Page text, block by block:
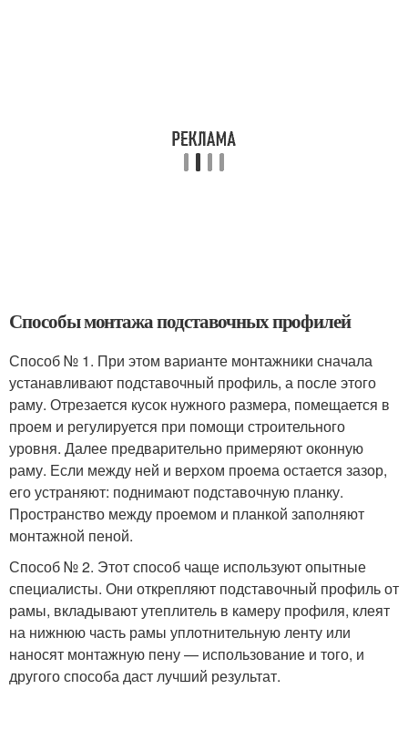
Способы монтажа подставочных профилей
Способ № 1. При этом варианте монтажники сначала
устанавливают подставочный профиль, а после этого
раму. Отрезается кусок нужного размера, помещается в
проем и регулируется при помощи строительного
уровня. Далее предварительно примеряют оконную
раму. Если между ней и верхом проема остается зазор,
его устраняют: поднимают подставочную планку.
Пространство между проемом и планкой заполняют
монтажной пеной.
Способ № 2. Этот способ чаще используют опытные
специалисты. Они открепляют подставочный профиль от
рамы, вкладывают утеплитель в камеру профиля, клеят
на нижнюю часть рамы уплотнительную ленту или
наносят монтажную пену — использование и того, и
другого способа даст лучший результат.